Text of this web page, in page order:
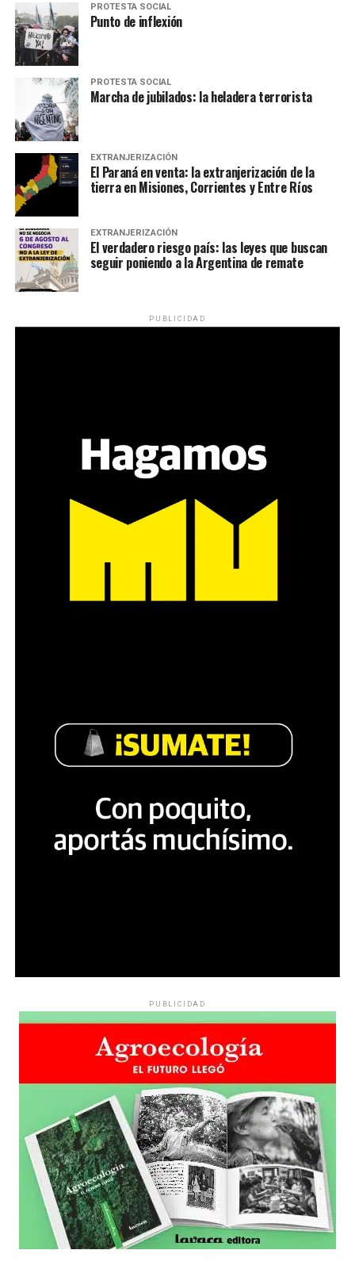
PROTESTA SOCIAL
Punto de inflexión
PROTESTA SOCIAL
Marcha de jubilados: la heladera terrorista
EXTRANJERIZACIÓN
El Paraná en venta: la extranjerización de la
tierra en Misiones, Corrientes y Entre Ríos
EXTRANJERIZACIÓN
El verdadero riesgo país: las leyes que buscan
seguir poniendo a la Argentina de remate
PUBLICIDAD
PUBLICIDAD